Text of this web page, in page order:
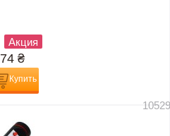
Акция
74 ₴
Купить